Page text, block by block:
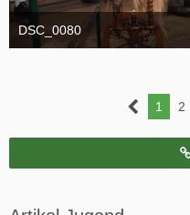
DSC_0080
1. September 2025
1 2